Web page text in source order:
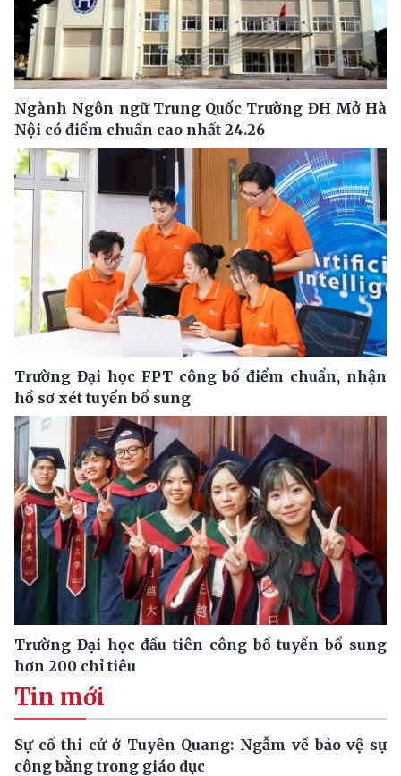
Ngành Ngôn ngữ Trung Quốc Trường ĐH Mở Hà
Nội có điểm chuẩn cao nhất 24.26
Trường Đại học FPT công bố điểm chuẩn, nhận
hồ sơ xét tuyển bổ sung
Trường Đại học đầu tiên công bố tuyển bổ sung
hơn 200 chỉ tiêu
Tin mới
Sự cố thi cử ở Tuyên Quang: Ngẫm về bảo vệ sự
công bằng trong giáo dục